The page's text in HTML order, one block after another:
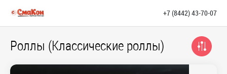
+7 (8442) 43-70-07
Роллы (Классические роллы)